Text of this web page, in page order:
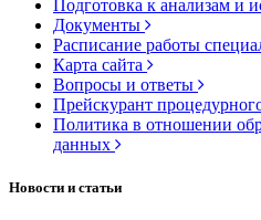
Подготовка к анализам и
Документы
Расписание работы
Карта сайта
Вопросы и ответы
Прейскурант
Политика в отношении
данных
Новости и статьи